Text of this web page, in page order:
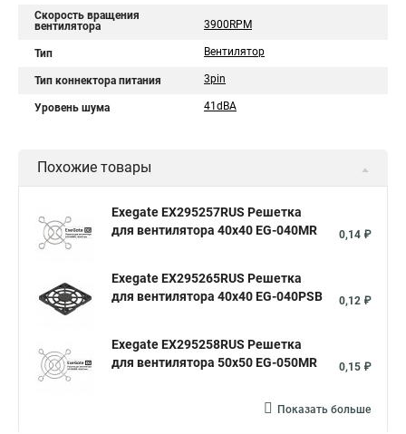
Скорость вращения
вентилятора
3900RPM
Тип Вентилятор
Тип коннектора питания 3pin
Уровень шума 41dBA
Похожие товары
Exegate EX295257RUS Решетка
для вентилятора 40x40 EG-040MR
0,14 ₽
Exegate EX295265RUS Решетка
для вентилятора 40x40 EG-040PSB
0,12 ₽
Exegate EX295258RUS Решетка
для вентилятора 50х50 EG-050MR
0,15 ₽
Показать больше